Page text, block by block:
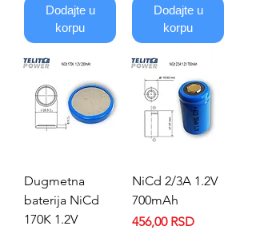
Dodajte u
korpu
Dodajte u
korpu
Dugmetna
baterija NiCd
170K 1.2V
NiCd 2/3A 1.2V
700mAh
Price
456,00 RSD